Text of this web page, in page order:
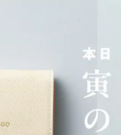
私は22センチとかなり足が小さいのです
一緒に行く旅行前に、サプライズで彼
ていきます。